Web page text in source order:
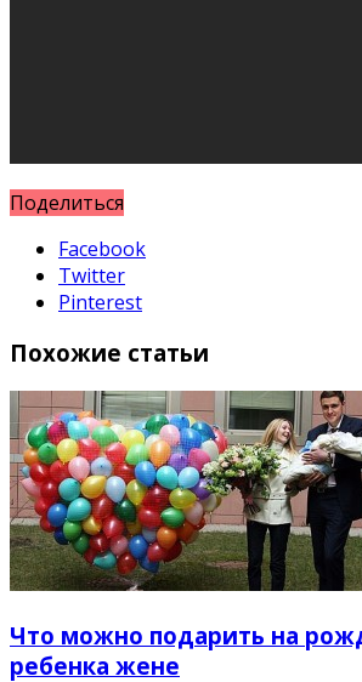
Поделиться
Facebook
Twitter
Pinterest
Похожие статьи
Что можно подарить на
ребенка жене